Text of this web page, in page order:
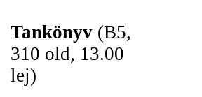
Tankönyv (B5,
310 old, 13.00
lej)